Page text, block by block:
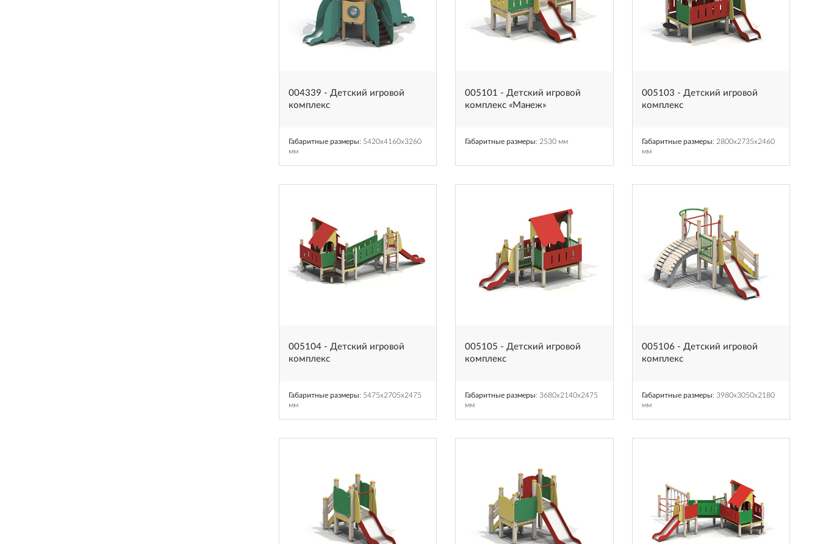
004339 - Детский игровой
комплекс
Габаритные размеры: 5420x4160x3260
мм
005101 - Детский игровой
комплекс «Манеж»
Габаритные размеры: 2530 мм
005103 - Детский игровой
комплекс
Габаритные размеры: 2800x2735x2460
мм
005104 - Детский игровой
комплекс
Габаритные размеры: 5475x2705x2475
мм
005105 - Детский игровой
комплекс
Габаритные размеры: 3680x2140x2475
мм
005106 - Детский игровой
комплекс
Габаритные размеры: 3980x3050x2180
мм